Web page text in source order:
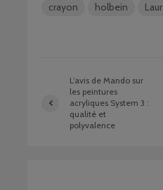
crayon holbein
L’avis de Mando sur
les peintures
acryliques System 3 :
qualité et
polyvalence